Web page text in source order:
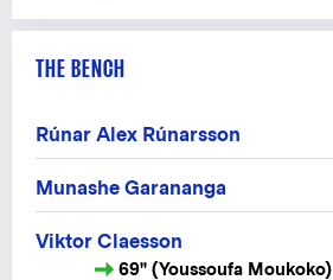
THE BENCH
Rúnar Alex Rúnarsson
Munashe Garananga
Viktor Claesson
69" (Youssoufa Moukoko)